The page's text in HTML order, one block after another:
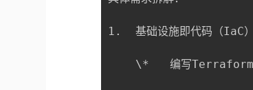
1.  基础设施即代码（IaC
\*   编写Terraform脚